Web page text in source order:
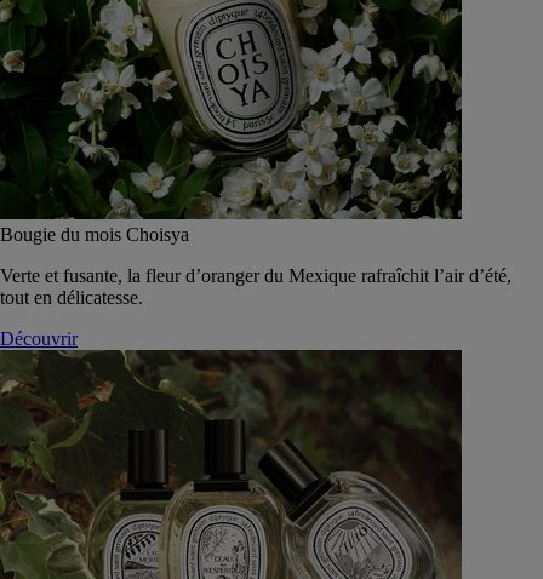
Bougie du mois Choisya
Verte et fusante, la fleur d’oranger du Mexique rafraîchit l’air d’été,
tout en délicatesse.
Découvrir